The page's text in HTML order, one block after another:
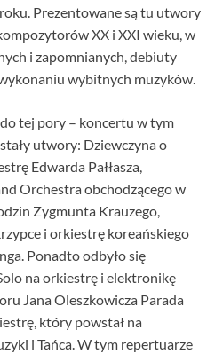
Prezentowane są tu utwory
XX i XXI wieku, w
i zapomnianych, debiuty
wybitnych muzyków.
tej pory – koncertu w tym
utwory: Dziewczyna o
Edwarda Pałłasza,
Orchestra obchodzącego w
Zygmunta Krauzego,
i orkiestrę koreańskiego
Ponadto odbyło się
na orkiestrę i elektronikę
Jana Oleszkowicza Parada
który powstał na
i Tańca. W tym repertuarze